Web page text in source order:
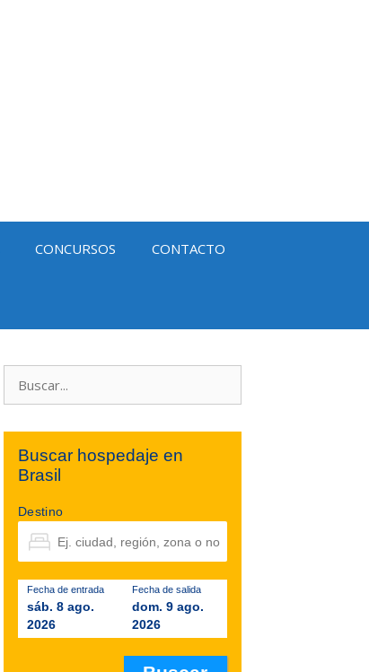
CONCURSOS CONTACTO
Buscar hospedaje en
Brasil
Destino
Fecha de entrada
sáb. 8 ago.
2026
Fecha de salida
dom. 9 ago.
2026